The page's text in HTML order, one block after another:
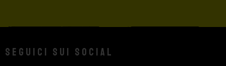
Seguici sui social